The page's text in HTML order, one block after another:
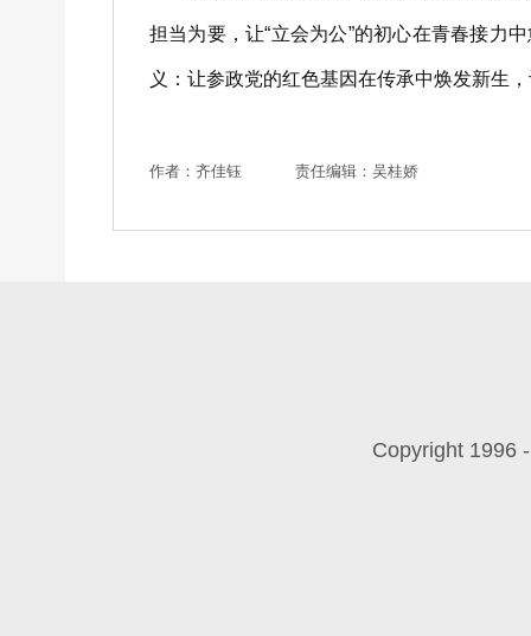
担当为要，让“立会为公”的初心在青春接力
义：让参政党的红色基因在传承中焕发新生
作者：齐佳钰 责任编辑：吴桂娇
Copyright 1996